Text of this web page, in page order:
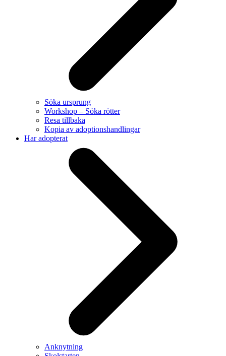
Söka ursprung
Workshop – Söka rötter
Resa tillbaka
Kopia av adoptionshandlingar
Har adopterat
Anknytning